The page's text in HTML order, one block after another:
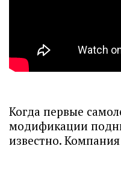
Когда первые
модификации
известно.